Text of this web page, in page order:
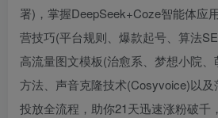
署)，掌握DeepSeek+Coze智能体应
营技巧(平台规则、爆款起号、算法
高流量图文模板(治愈系、梦想小院
方法、声音克隆技术(Cosyvoice)以
投放全流程，助你21天迅速涨粉破千